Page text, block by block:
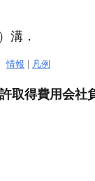
溝．
情報 凡例
取得費用会社